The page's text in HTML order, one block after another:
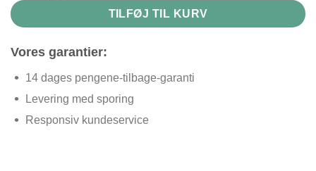
TILFØJ TIL KURV
Vores garantier:
14 dages pengene-tilbage-garanti
Levering med sporing
Responsiv kundeservice